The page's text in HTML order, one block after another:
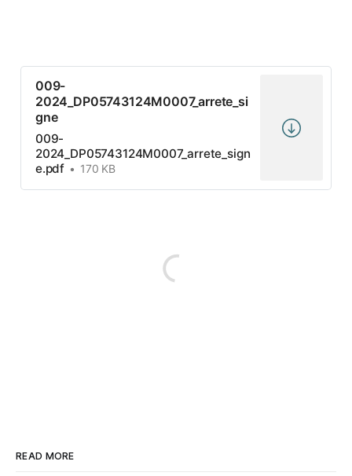
009-
2024_DP05743124M0007_arrete_si
gne
009-
2024_DP05743124M0007_arrete_sign
e.pdf
170 KB
READ MORE